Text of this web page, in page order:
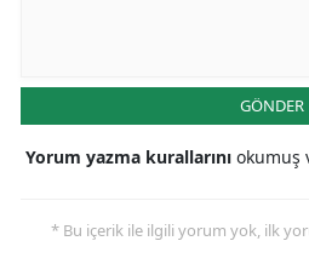
GÖNDER
Yorum yazma kurallarını okumuş
* Bu içerik ile ilgili yorum yok, ilk